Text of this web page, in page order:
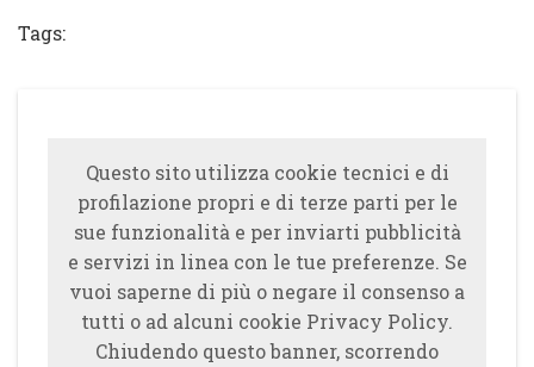
Tags:
Questo sito utilizza cookie tecnici e di
profilazione propri e di terze parti per le
sue funzionalità e per inviarti pubblicità
e servizi in linea con le tue preferenze. Se
vuoi saperne di più o negare il consenso a
tutti o ad alcuni cookie Privacy Policy.
Chiudendo questo banner, scorrendo